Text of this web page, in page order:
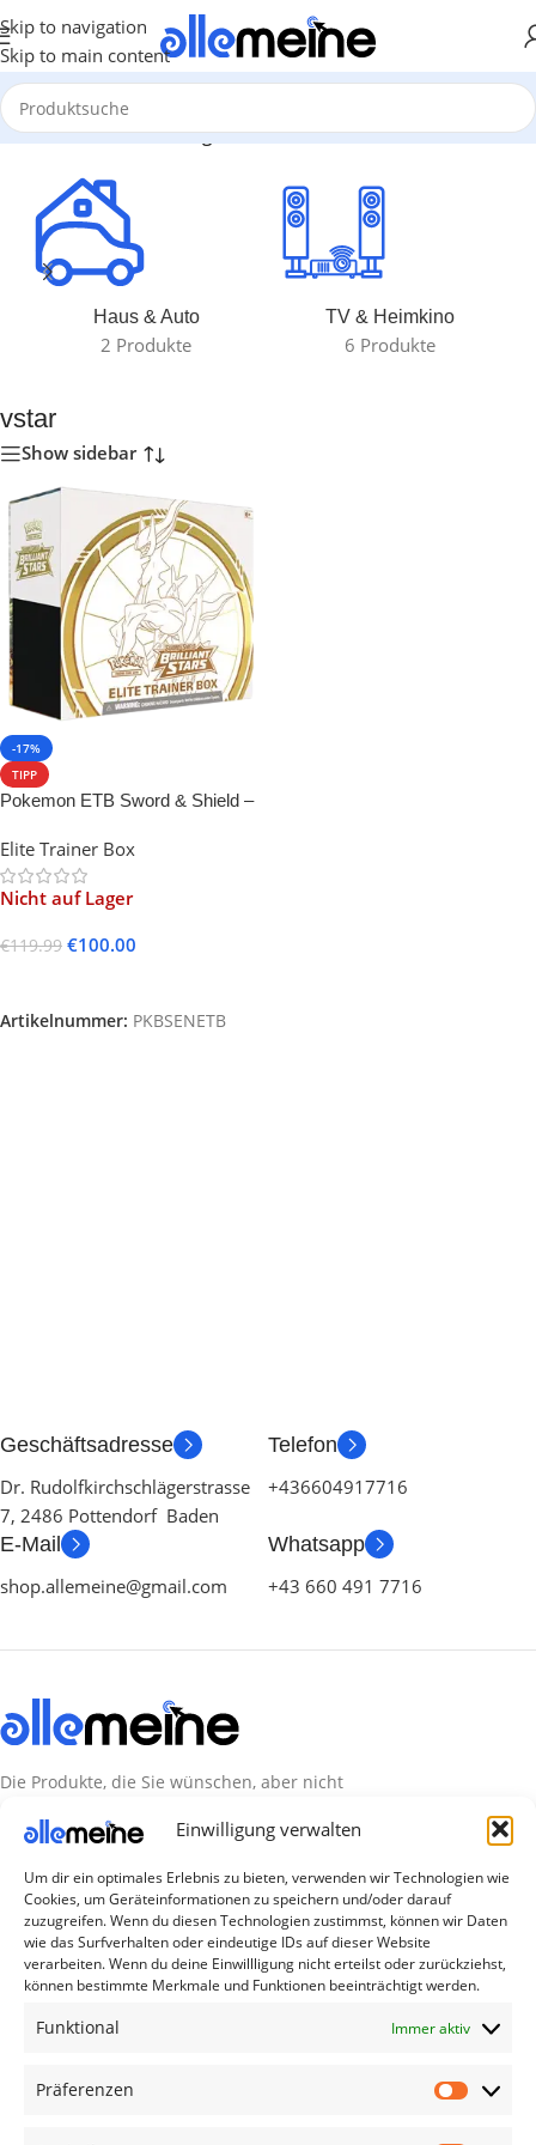
Einwilligung verwalten
Um dir ein optimales Erlebnis zu bieten, verwenden wir Technologien wie
Cookies, um Geräteinformationen zu speichern und/oder darauf
zuzugreifen. Wenn du diesen Technologien zustimmst, können wir Daten
wie das Surfverhalten oder eindeutige IDs auf dieser Website
verarbeiten. Wenn du deine Einwillligung nicht erteilst oder zurückziehst,
können bestimmte Merkmale und Funktionen beeinträchtigt werden.
Funktional Immer aktiv
Präferenzen
Skip to navigation
Skip to main content
Start/Produkte verschlagwortet mit „vstar“
Haus & Auto
2 Produkte
TV & Heimkino
6 Produkte
vstar
Show sidebar
-17%
TIPP
Pokemon ETB Sword & Shield –
Elite Trainer Box
Nicht auf Lager
€119.99 €100.00
Artikelnummer: PKBSENETB
Geschäftsadresse
Dr. Rudolfkirchschlägerstrasse
7, 2486 Pottendorf Baden
Telefon
+436604917716
E-Mail
shop.allemeine@gmail.com
Whatsapp
+43 660 491 7716
Die Produkte, die Sie wünschen, aber nicht
Welt hier.
Abonnieren Sie uns
Kategorien
Handy Zubehör